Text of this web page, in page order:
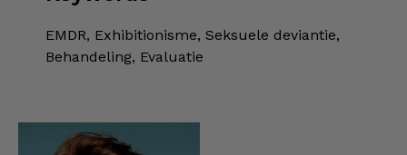
EMDR, Exhibitionisme, Seksuele deviantie,
Behandeling, Evaluatie